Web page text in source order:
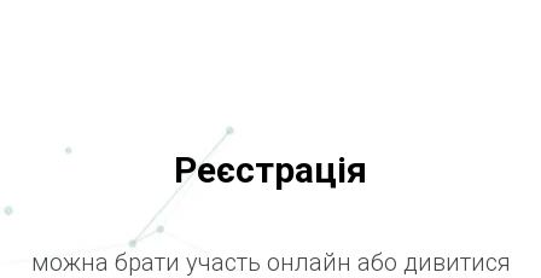
Реєстрація
можна брати участь онлайн або дивитися